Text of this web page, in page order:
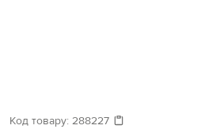
Код товару: 288227